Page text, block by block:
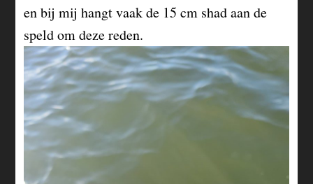
en bij mij hangt vaak de 15 cm shad aan de
speld om deze reden.